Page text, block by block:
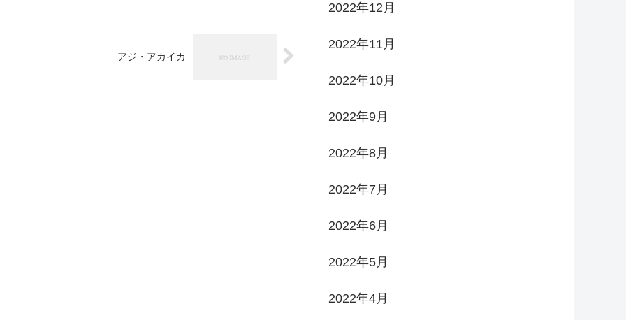
アジ・アカイカ
2022年12月
2022年11月
2022年10月
2022年9月
2022年8月
2022年7月
2022年6月
2022年5月
2022年4月